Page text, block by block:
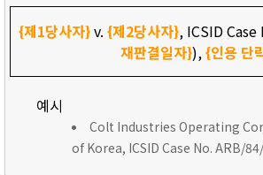
{제1당사자}v. {제2당사자}, ICSID Case
재판결일자}),{인용 단
예시
Colt Industries Operating
of Korea, ICSID Case No. ARB/